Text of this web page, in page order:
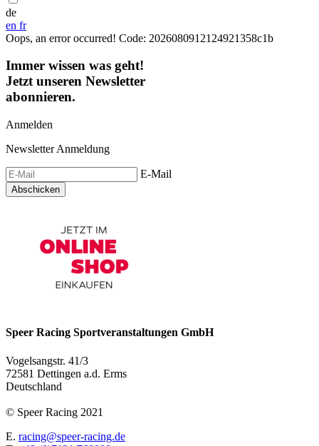
de
en fr
Oops, an error occurred! Code: 2026080912124921358c1b
Immer wissen was geht!
Jetzt unseren Newsletter
abonnieren.
Anmelden
Newsletter Anmeldung
E-Mail
Abschicken
Speer Racing Sportveranstaltungen GmbH
Vogelsangstr. 41/3
72581 Dettingen a.d. Erms
Deutschland
© Speer Racing 2021
E. racing@speer-racing.de